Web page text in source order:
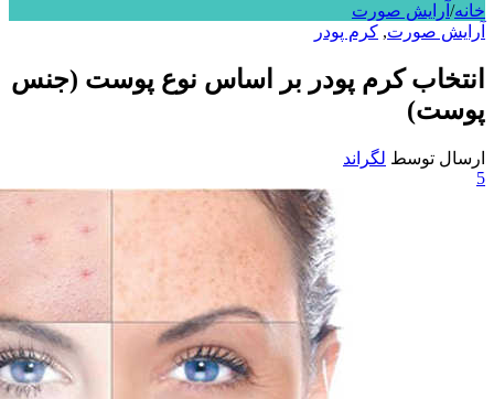
خانه/ آرایش صورت
آرایش صورت, کرم پودر
انتخاب کرم پودر بر اساس نوع پوست (جنس
پوست)
ارسال توسط لگراند
5